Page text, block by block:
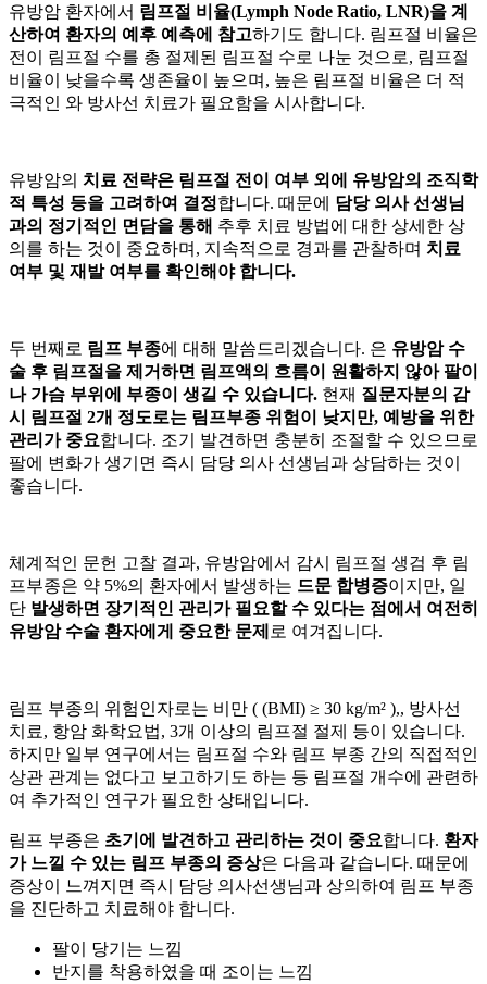
유방암 환자에서 림프절 비율(Lymph Node Ratio, LNR)을 계
산하여 환자의 예후 예측에 참고하기도 합니다. 림프절 비율은
전이 림프절 수를 총 절제된 림프절 수로 나눈 것으로, 림프절
비율이 낮을수록 생존율이 높으며, 높은 림프절 비율은 더 적
극적인 와 방사선 치료가 필요함을 시사합니다.
유방암의 치료 전략은 림프절 전이 여부 외에 유방암의 조직학
적 특성 등을 고려하여 결정합니다. 때문에 담당 의사 선생님
과의 정기적인 면담을 통해 추후 치료 방법에 대한 상세한 상
의를 하는 것이 중요하며, 지속적으로 경과를 관찰하며 치료
여부 및 재발 여부를 확인해야 합니다.
두 번째로 림프 부종에 대해 말씀드리겠습니다. 은 유방암 수
술 후 림프절을 제거하면 림프액의 흐름이 원활하지 않아 팔이
나 가슴 부위에 부종이 생길 수 있습니다. 현재 질문자분의 감
시 림프절 2개 정도로는 림프부종 위험이 낮지만, 예방을 위한
관리가 중요합니다. 조기 발견하면 충분히 조절할 수 있으므로
팔에 변화가 생기면 즉시 담당 의사 선생님과 상담하는 것이
좋습니다.
체계적인 문헌 고찰 결과, 유방암에서 감시 림프절 생검 후 림
프부종은 약 5%의 환자에서 발생하는 드문 합병증이지만, 일
단 발생하면 장기적인 관리가 필요할 수 있다는 점에서 여전히
유방암 수술 환자에게 중요한 문제 로 여겨집니다.
림프 부종의 위험인자로는 비만 ( (BMI) ≥ 30 kg/m² ),, 방사선
치료, 항암 화학요법, 3개 이상의 림프절 절제 등이 있습니다.
하지만 일부 연구에서는 림프절 수와 림프 부종 간의 직접적인
상관 관계는 없다고 보고하기도 하는 등 림프절 개수에 관련하
여 추가적인 연구가 필요한 상태입니다.
림프 부종은 초기에 발견하고 관리하는 것이 중요합니다. 환자
가 느낄 수 있는 림프 부종의 증상은 다음과 같습니다. 때문에
증상이 느껴지면 즉시 담당 의사선생님과 상의하여 림프 부종
을 진단하고 치료해야 합니다.
팔이 당기는 느낌
반지를 착용하였을 때 조이는 느낌